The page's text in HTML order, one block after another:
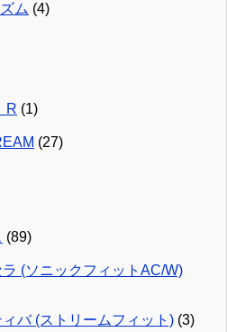
ム (4)
R (1)
(27)
(89)
(ソニックフィットAC/W)
バ (ストリームフィット) (3)